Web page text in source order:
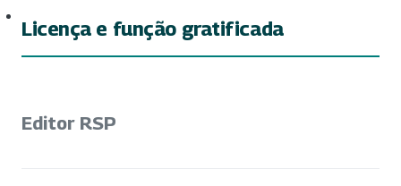
Licença e função gratificada
Editor RSP